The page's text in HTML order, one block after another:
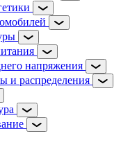
напряжения
и распределения